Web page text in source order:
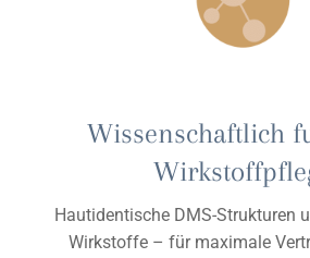
Wissenschaftlich
Hautidentische DMS-Strukturen
Wirkstoffe – für maximale